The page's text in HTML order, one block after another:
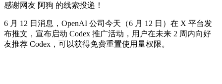
感谢网友 阿狗 的线索投递！
6 月 12 日消息，OpenAI 公司今天（6 月 12 日）在 X 平台发
布推文，宣布启动 Codex 推广活动，用户在未来 2 周内向好
友推荐 Codex，可以获得免费重置使用量权限。